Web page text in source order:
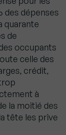
des dépenses
quarante
de
occupants
celle des
crédit,
à
la moitié des
tête les prive